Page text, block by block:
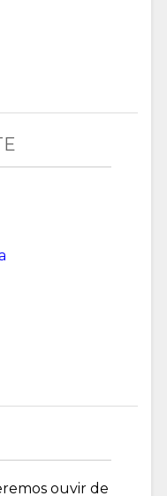
ouvir de